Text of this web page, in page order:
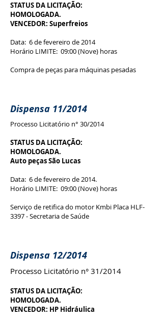
STATUS DA LICITAÇÃO:
HOMOLOGADA.
VENCEDOR: Superfreios
Data: 6 de fevereiro de 2014
Horário LIMITE: 09:00 (Nove) horas
Compra de peças para máquinas pesadas
Dispensa 11/2014
Processo Licitatório n° 30/2014
STATUS DA LICITAÇÃO:
HOMOLOGADA.
Auto peças São Lucas
Data: 6 de fevereiro de 2014.
Horário LIMITE: 09:00 (Nove) horas
Serviço de retifica do motor Kmbi Placa HLF-
3397 - Secretaria de Saúde
Dispensa 12/2014
Processo Licitatório n° 31/2014
STATUS DA LICITAÇÃO:
HOMOLOGADA.
VENCEDOR: HP Hidráulica